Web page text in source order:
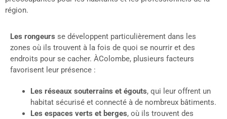
région.
Les rongeurs se développent particulièrement dans les
zones où ils trouvent à la fois de quoi se nourrir et des
endroits pour se cacher. ÀColombe, plusieurs facteurs
favorisent leur présence :
Les réseaux souterrains et égouts, qui leur offrent un
habitat sécurisé et connecté à de nombreux bâtiments.
Les espaces verts et berges, où ils trouvent des